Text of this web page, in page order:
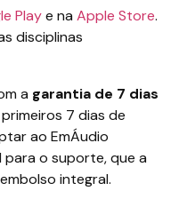
Playe naApple Store.
disciplinas
a garantia de 7 dias
7 dias de
ao EmÁudio
para o suporte, que a
integral.